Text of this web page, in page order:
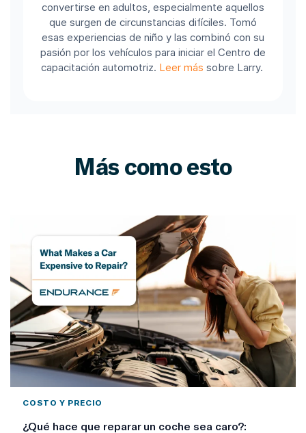
convertirse en adultos, especialmente aquellos
que surgen de circunstancias difíciles. Tomó
esas experiencias de niño y las combinó con su
pasión por los vehículos para iniciar el Centro de
capacitación automotriz. Leer más sobre Larry.
Más como esto
COSTO Y PRECIO
¿Qué hace que reparar un coche sea caro?: